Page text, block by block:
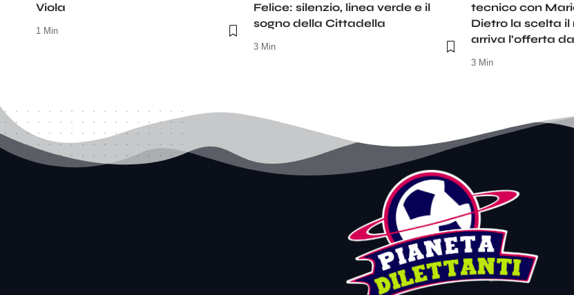
Viola
1 Min
Felice: silenzio, linea verde e il
sogno della Cittadella
3 Min
tecnico con
Dietro la scelta il
arriva l’offerta
3 Min